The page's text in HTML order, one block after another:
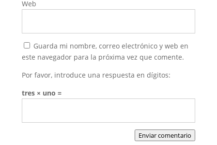
Web
Guarda mi nombre, correo electrónico y web en
este navegador para la próxima vez que comente.
Por favor, introduce una respuesta en dígitos:
tres × uno =
Enviar comentario